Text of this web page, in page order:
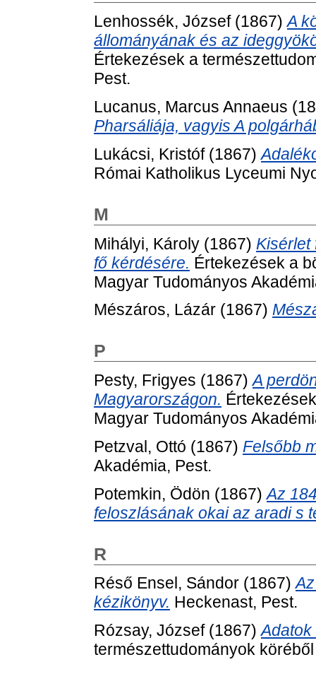
Lenhossék, József(1867)A
állományának és az
Értekezések a
Pest.
Lucanus, Marcus Annaeus
Pharsáliája, vagyis A
Lukácsi, Kristóf(1867)
Római Katholikus Lyceumi
M
Mihályi, Károly (1867) Kisérlet
fő kérdésére. Értekezések a
Magyar Tudományos
Mészáros, Lázár (1867)
P
Pesty, Frigyes (1867)A
Magyarországon.
Magyar Tudományos
Petzval, Ottó (1867) Felsőbb
Akadémia, Pest.
Potemkin, Ödön (1867)Az
feloszlásának okai az aradi s
R
Réső Ensel, Sándor (1867)
kézikönyv. Heckenast, Pest.
Rózsay, József(1867)
természettudományok